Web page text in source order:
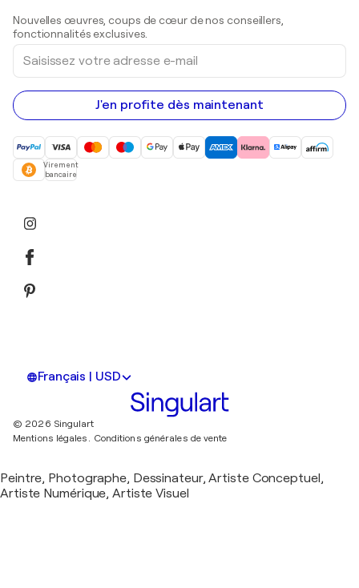
Peintures acryliques
Nouvelles œuvres, coups de cœur de nos conseillers,
fonctionnalités exclusives.
Saisissez
votre
adresse
e-
mail
J'en profite dès maintenant
Virement
bancaire
Français | USD
© 2026 Singulart
Mentions légales. Conditions générales de vente
Peintre, Photographe, Dessinateur, Artiste Conceptuel,
Artiste Numérique, Artiste Visuel